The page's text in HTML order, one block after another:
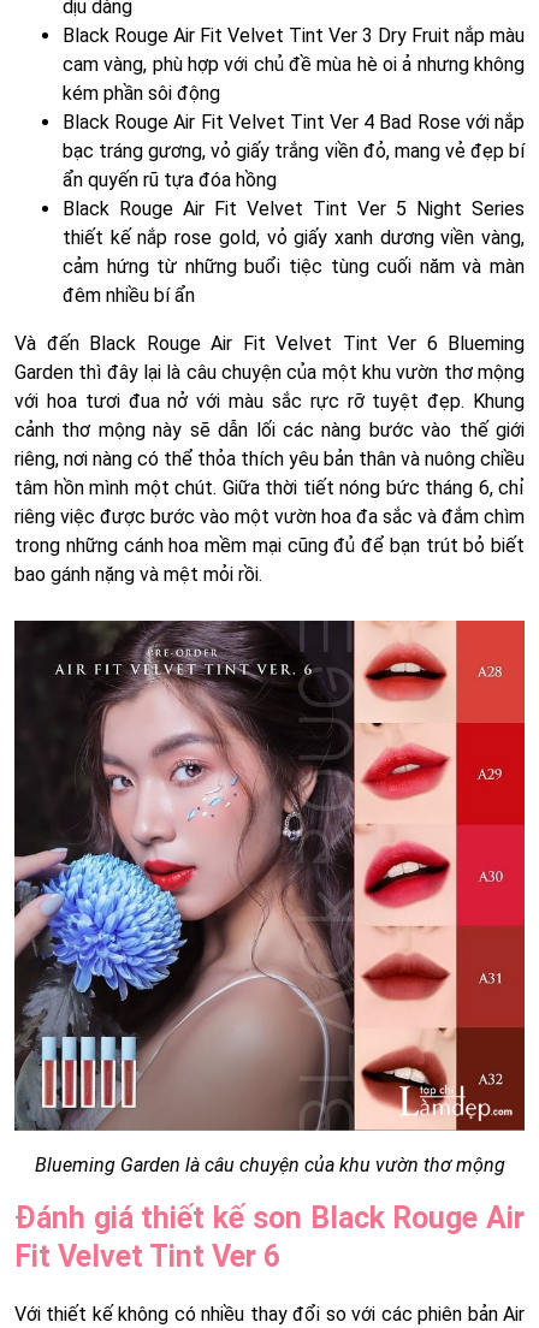
dịu dàng
Black Rouge Air Fit Velvet Tint Ver 3 Dry Fruit nắp màu
cam vàng, phù hợp với chủ đề mùa hè oi ả nhưng không
kém phần sôi động
Black Rouge Air Fit Velvet Tint Ver 4 Bad Rose với nắp
bạc tráng gương, vỏ giấy trắng viền đỏ, mang vẻ đẹp bí
ẩn quyến rũ tựa đóa hồng
Black Rouge Air Fit Velvet Tint Ver 5 Night Series
thiết kế nắp rose gold, vỏ giấy xanh dương viền vàng,
cảm hứng từ những buổi tiệc tùng cuối năm và màn
đêm nhiều bí ẩn
Và đến Black Rouge Air Fit Velvet Tint Ver 6 Blueming
Garden thì đây lại là câu chuyện của một khu vườn thơ mộng
với hoa tươi đua nở với màu sắc rực rỡ tuyệt đẹp. Khung
cảnh thơ mộng này sẽ dẫn lối các nàng bước vào thế giới
riêng, nơi nàng có thể thỏa thích yêu bản thân và nuông chiều
tâm hồn mình một chút. Giữa thời tiết nóng bức tháng 6, chỉ
riêng việc được bước vào một vườn hoa đa sắc và đắm chìm
trong những cánh hoa mềm mại cũng đủ để bạn trút bỏ biết
bao gánh nặng và mệt mỏi rồi.
Blueming Garden là câu chuyện của khu vườn thơ mộng
Đánh giá thiết kế son Black Rouge Air
Fit Velvet Tint Ver 6
Với thiết kế không có nhiều thay đổi so với các phiên bản Air